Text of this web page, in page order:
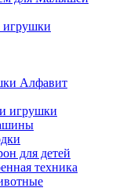
игрушки
Алфавит
игрушки
для детей
техника